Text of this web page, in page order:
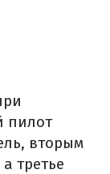
пилот
вторым
третье